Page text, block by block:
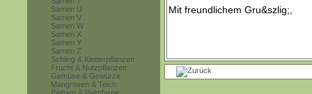
Samen U
Samen V
Samen W
Samen X
Samen Y
Samen Z
Schling & Kletterpflanzen
Frucht & Nutzpflanzen
Gemüse & Gewürze
Mangroven & Teich